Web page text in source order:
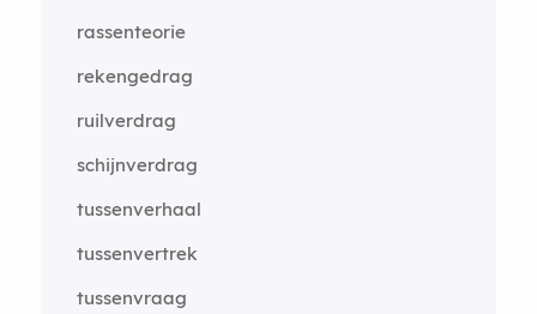
rassenteorie
rekengedrag
ruilverdrag
schijnverdrag
tussenverhaal
tussenvertrek
tussenvraag